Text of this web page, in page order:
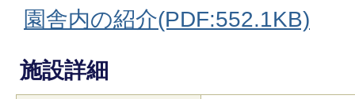
園舎内の紹介(PDF:552.1KB)
施設詳細